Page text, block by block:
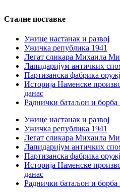
Сталне поставке
Ужице настанак и развој
Ужичка република 1941
Легат сликара Михаила
Лапидаријум античких
Партизанска фабрика
Историја Наменске
данас
Раднички батаљон и
Ужице настанак и развој
Ужичка република 1941
Легат сликара Михаила
Лапидаријум античких
Партизанска фабрика
Историја Наменске
данас
Раднички батаљон и